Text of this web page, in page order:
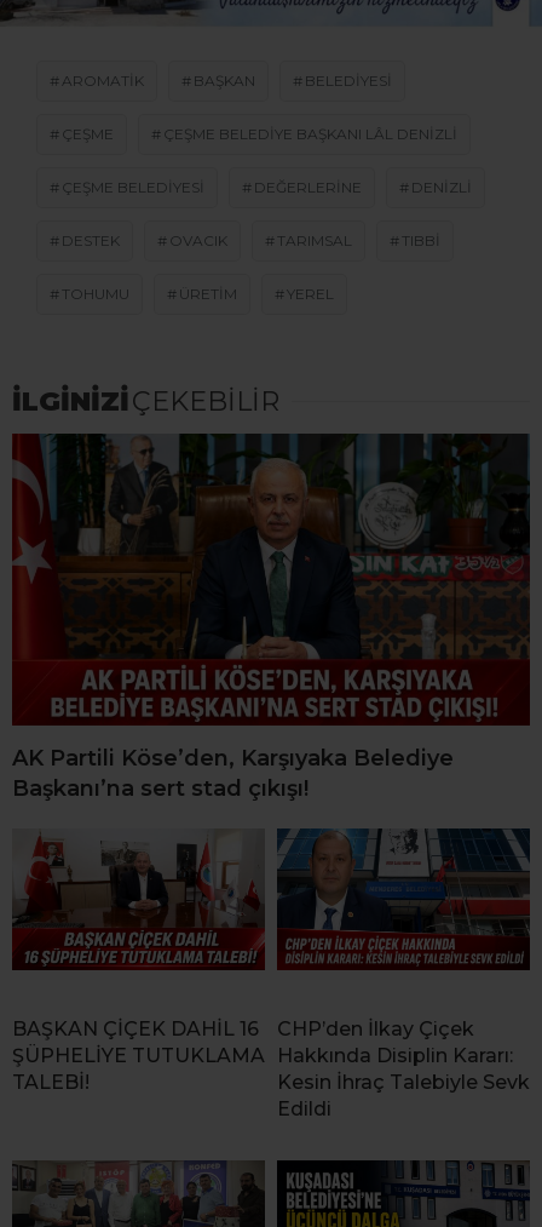
AROMATIK BAŞKAN BELEDIYESI
ÇEŞME ÇEŞME BELEDIYE BAŞKANI LÂL DENIZLI
ÇEŞME BELEDIYESI DEĞERLERINE DENIZLI
DESTEK OVACIK TARIMSAL TIBBI
TOHUMU ÜRETIM YEREL
İLGİNİZİÇEKEBİLİR
AK Partili Köse’den, Karşıyaka Belediye
Başkanı’na sert stad çıkışı!
BAŞKAN ÇİÇEK DAHİL 16
ŞÜPHELİYE TUTUKLAMA
TALEBİ!
CHP’den İlkay Çiçek
Hakkında Disiplin Kararı:
Kesin İhraç Talebiyle Sevk
Edildi